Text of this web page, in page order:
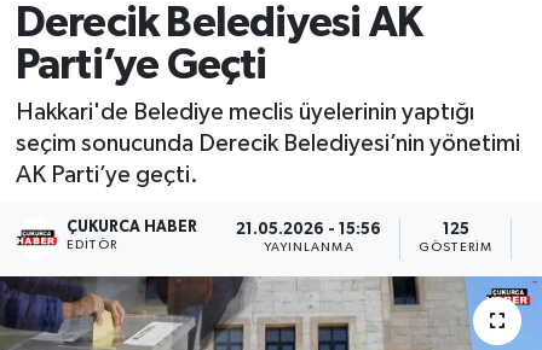
Derecik Belediyesi AK
Parti’ye Geçti
Hakkari'de Belediye meclis üyelerinin yaptığı
seçim sonucunda Derecik Belediyesi’nin yönetimi
AK Parti’ye geçti.
ÇUKURCA HABER
EDITÖR
21.05.2026 - 15:56
YAYINLANMA
125
GÖSTERIM
Ekonomi
Hakkari
Siyaset
Son Dakika
Tüm Manşetler